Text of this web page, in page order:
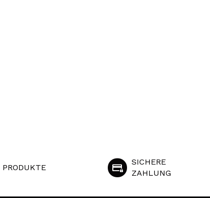
PRODUKTE
SICHERE
ZAHLUNG